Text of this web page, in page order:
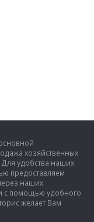
хозяйственных
удобства наших
предоставляем
наших
с помощью удобного
желает Вам